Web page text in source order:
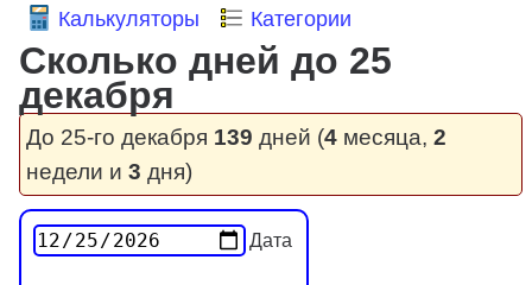
Калькуляторы Категории
Сколько дней до 25
декабря
До 25-го декабря 139 дней (4 месяца,2
недели и3 дня)
Дата